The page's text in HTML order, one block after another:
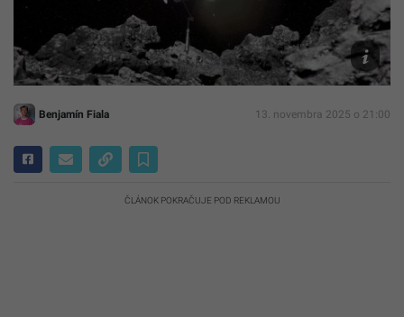
Goddard
Space
Flight
Center
Benjamín Fiala 13. novembra 2025 o 21:00
ČLÁNOK POKRAČUJE POD REKLAMOU